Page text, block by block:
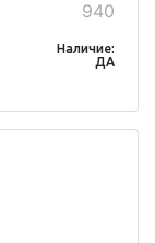
940
Наличие:
ДА